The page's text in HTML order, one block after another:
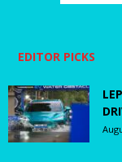
EDITOR PICKS